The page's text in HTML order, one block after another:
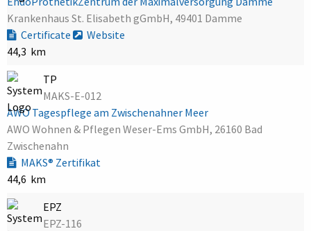
Krankenhaus St. Elisabeth gGmbH, 49401 Damme
Certificate
Website
44,3 km
TP
MAKS-E-012
AWO Tagespflege am Zwischenahner Meer
AWO Wohnen & Pflegen Weser-Ems GmbH, 26160 Bad
Zwischenahn
MAKS® Zertifikat
44,6 km
EPZ
EPZ-116